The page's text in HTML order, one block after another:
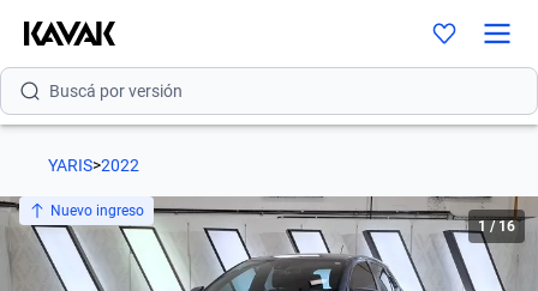
Buscá por modelo
Buscá por versión
Buscá por marca
Buscá por modelo
YARIS>2022
Nuevo ingreso
1 / 16